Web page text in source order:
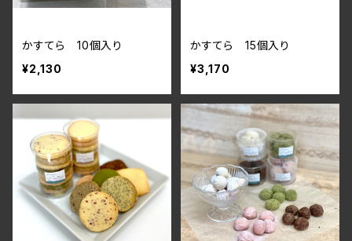
かすてら 10個入り
¥2,130
かすてら 15個入り
¥3,170